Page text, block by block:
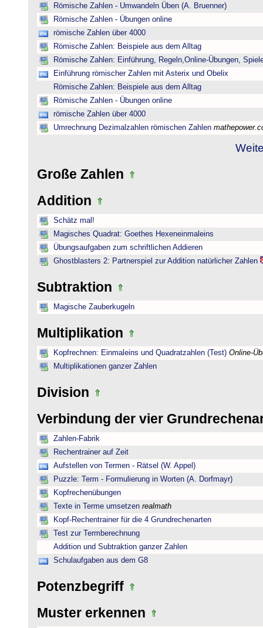
Römische Zahlen - Umwandeln Üben (A. Bruenner)
Römische Zahlen - Übungen online
römische Zahlen über 4000
Römische Zahlen: Beispiele aus dem Alltag
Römische Zahlen: Einführung, Regeln,Online-Übungen,
Einführung römischer Zahlen mit Asterix und Obelix
Römische Zahlen: Beispiele aus dem Alltag
Römische Zahlen - Übungen online
römische Zahlen über 4000
Umrechnung Dezimalzahlen römischen Zahlen
Große Zahlen
Addition
Schätz mal!
Magisches Quadrat: Goethes Hexeneinmaleins
Übungsaufgaben zum schriftlichen Addieren
Ghostblasters 2: Partnerspiel zur Addition natürlicher Zahlen
Subtraktion
Magische Zauberkugeln
Multiplikation
Kopfrechnen: Einmaleins und Quadratzahlen (Test) Online-
Multiplikationen ganzer Zahlen
Division
Verbindung der vier
Zahlen-Fabrik
Rechentrainer auf Zeit
Aufstellen von Termen - Rätsel (W. Appel)
Puzzle: Term - Formulierung in Worten (A. Dorfmayr)
Kopfrechenübungen
Texte in Terme umsetzen realmath
Kopf-Rechentrainer für die 4 Grundrechenarten
Test zur Termberechnung
Addition und Subtraktion ganzer Zahlen
Schulaufgaben aus dem G8
Potenzbegriff
Muster erkennen